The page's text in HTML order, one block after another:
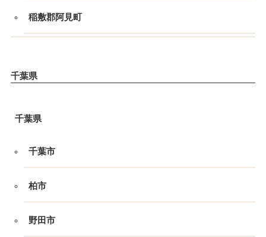
稲敷郡阿見町
千葉県
千葉県
千葉市
柏市
野田市